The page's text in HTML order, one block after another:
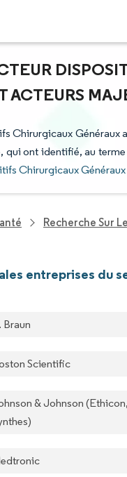
ACTEURS
Chirurgicaux Généraux
ont identifié, au
Chirurgicaux Généraux
Recherche Sur
entreprises du
Braun
Scientific
& Johnson